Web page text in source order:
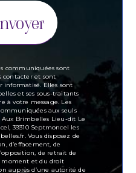
communiquées sont
contacter et sont
informatisé. Elles sont
et ses sous-traitants
à votre message. Les
aux seuls
Aux Brimbelles Lieu-dit Le
39310 Septmoncel les
Vous disposez de
d’effacement, de
de retrait de
moment et du droit
auprès d’une autorité de